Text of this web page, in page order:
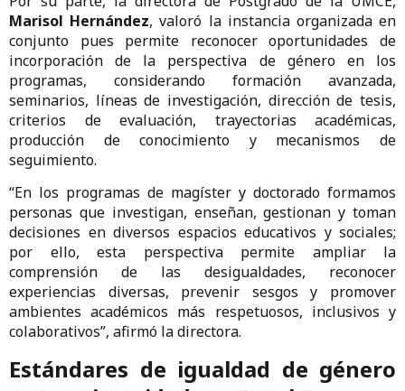
Marisol Hernández, valoró la instancia organizada en
conjunto pues permite reconocer oportunidades de
incorporación de la perspectiva de género en los
programas, considerando formación avanzada,
seminarios, líneas de investigación, dirección de tesis,
criterios de evaluación, trayectorias académicas,
producción de conocimiento y mecanismos de
seguimiento.
“En los programas de magíster y doctorado formamos
personas que investigan, enseñan, gestionan y toman
decisiones en diversos espacios educativos y sociales;
por ello, esta perspectiva permite ampliar la
comprensión de las desigualdades, reconocer
experiencias diversas, prevenir sesgos y promover
ambientes académicos más respetuosos, inclusivos y
colaborativos”, afirmó la directora.
Estándares de igualdad de género